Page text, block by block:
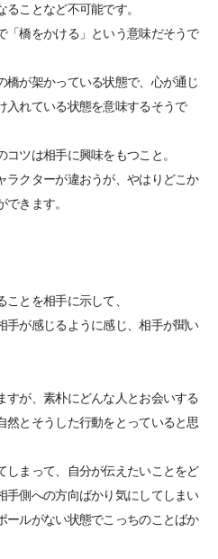
ことなど不可能です。
「橋をかける」という意味だそうで
橋が架かっている状態で、心が通じ
入れている状態を意味するそうで
ツは相手に興味をもつこと。
ラクターが違おうが、やはりどこか
きます。
とを相手に示して、
手が感じるように感じ、相手が聞い
すが、素朴にどんな人とお会いする
然とそうした行動をとっていると思
しまって、自分が伝えたいことをど
手側への方向ばかり気にしてしまい
ールがない状態でこっちのことばか